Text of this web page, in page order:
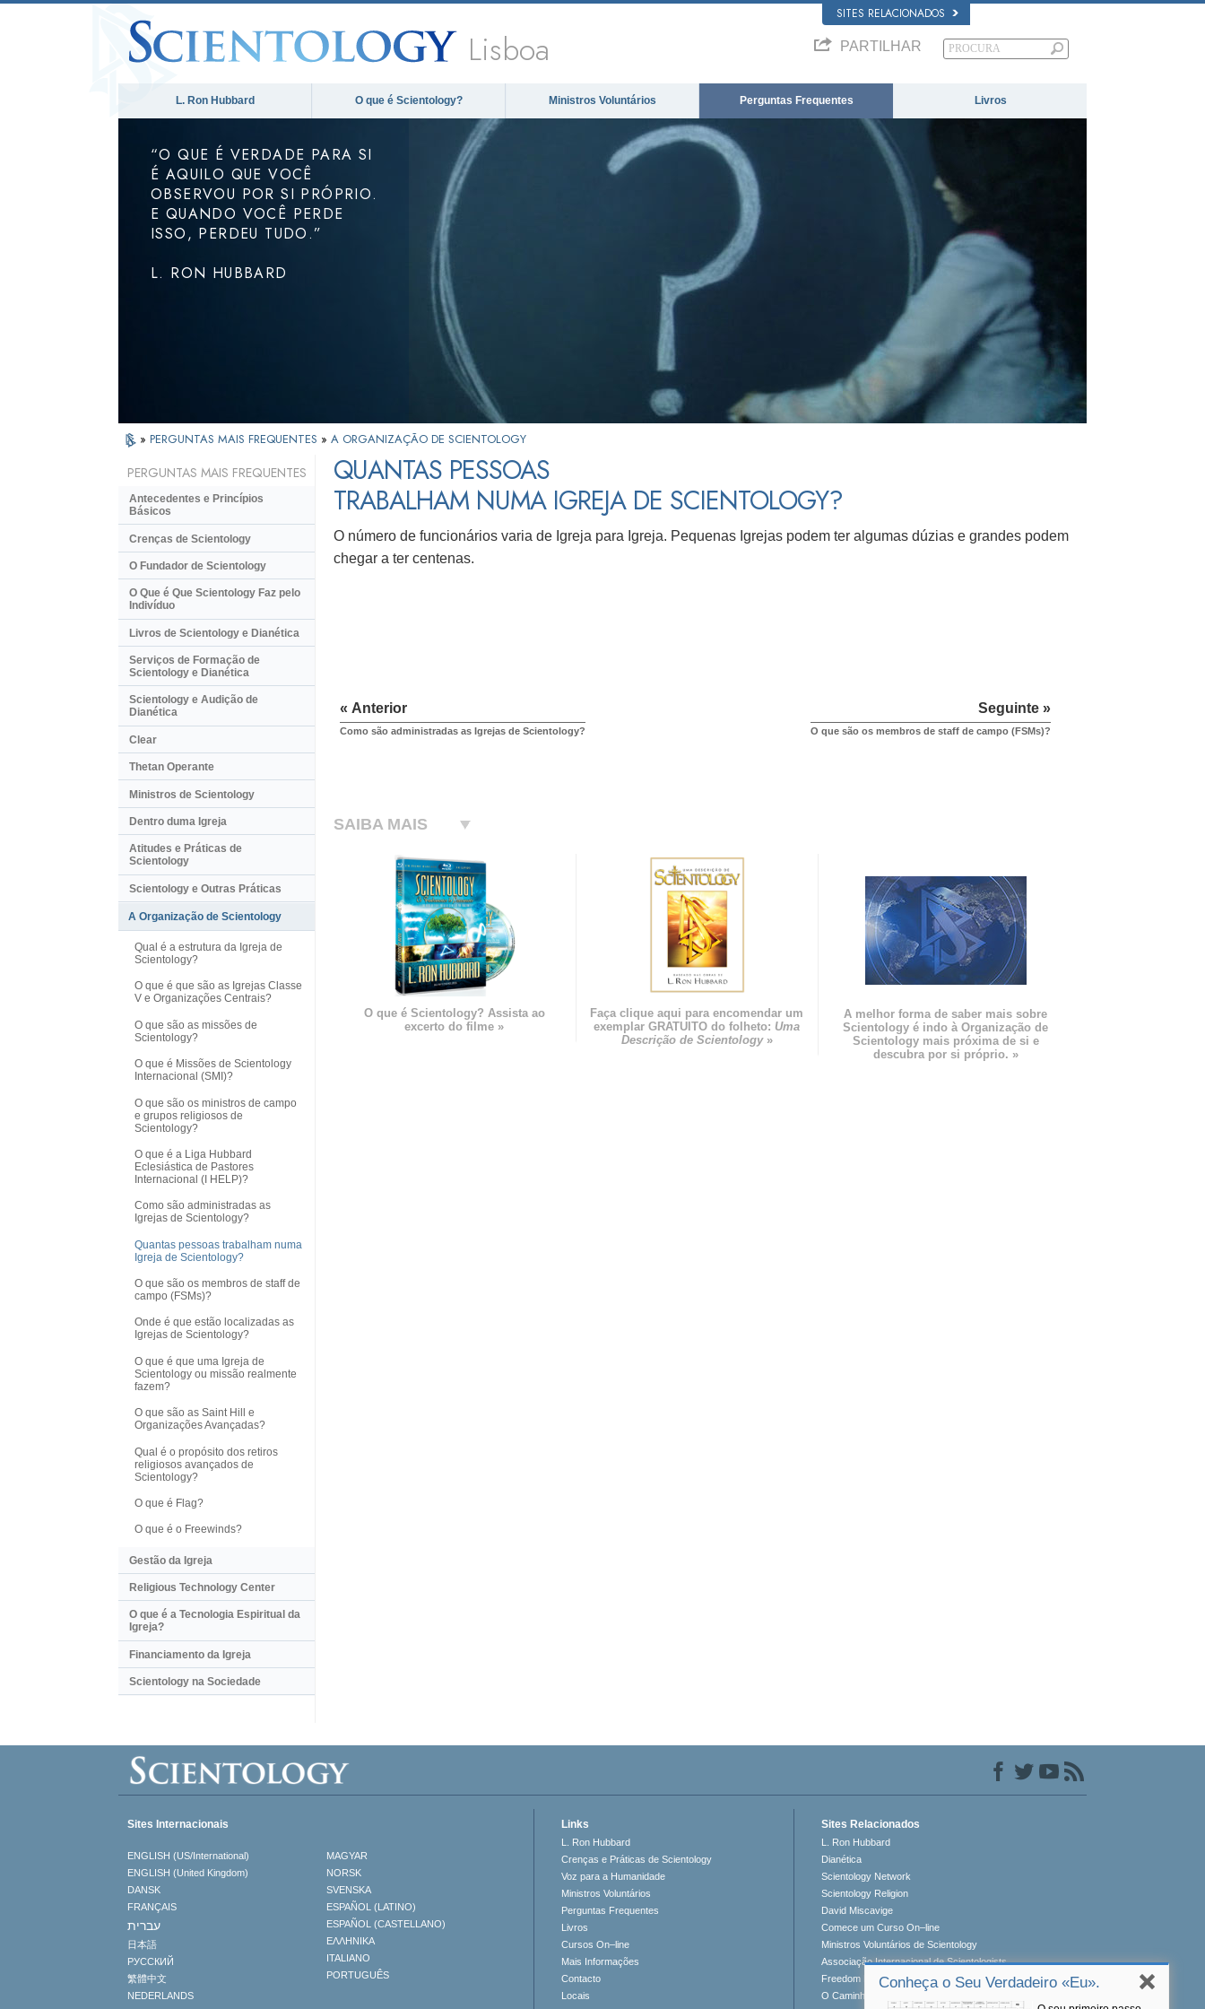
SITES RELACIONADOS
Lisboa PARTILHAR
L. Ron Hubbard O que é Scientology? Ministros Voluntários Perguntas Frequentes Livros
“O QUE É VERDADE PARA SI
É AQUILO QUE VOCÊ
OBSERVOU POR SI PRÓPRIO.
E QUANDO VOCÊ PERDE
ISSO, PERDEU TUDO.”
L. RON HUBBARD
» PERGUNTAS MAIS FREQUENTES » A ORGANIZAÇÃO DE SCIENTOLOGY
QUANTAS PESSOAS
TRABALHAM NUMA IGREJA DE SCIENTOLOGY?
O número de funcionários varia de Igreja para Igreja. Pequenas Igrejas podem ter algumas dúzias e grandes podem
chegar a ter centenas.
« Anterior
Como são administradas as Igrejas de Scientology?
Seguinte »
O que são os membros de staff de campo (FSMs)?
SAIBA MAIS
O que é Scientology? Assista ao
excerto do filme »
Faça clique aqui para encomendar um
exemplar GRATUITO do folheto: Uma
Descrição de Scientology»
A melhor forma de saber mais sobre
Scientology é indo à Organização de
Scientology mais próxima de si e
descubra por si próprio. »
PERGUNTAS MAIS FREQUENTES
Antecedentes e Princípios
Básicos
Crenças de Scientology
O Fundador de Scientology
O Que é Que Scientology Faz pelo
Indivíduo
Livros de Scientology e Dianética
Serviços de Formação de
Scientology e Dianética
Scientology e Audição de
Dianética
Clear
Thetan Operante
Ministros de Scientology
Dentro duma Igreja
Atitudes e Práticas de
Scientology
Scientology e Outras Práticas
A Organização de Scientology
Qual é a estrutura da Igreja de
Scientology?
O que é que são as Igrejas Classe
V e Organizações Centrais?
O que são as missões de
Scientology?
O que é Missões de Scientology
Internacional (SMI)?
O que são os ministros de campo
e grupos religiosos de
Scientology?
O que é a Liga Hubbard
Eclesiástica de Pastores
Internacional (I HELP)?
Como são administradas as
Igrejas de Scientology?
Quantas pessoas trabalham numa
Igreja de Scientology?
O que são os membros de staff de
campo (FSMs)?
Onde é que estão localizadas as
Igrejas de Scientology?
O que é que uma Igreja de
Scientology ou missão realmente
fazem?
O que são as Saint Hill e
Organizações Avançadas?
Qual é o propósito dos retiros
religiosos avançados de
Scientology?
O que é Flag?
O que é o Freewinds?
Gestão da Igreja
Religious Technology Center
O que é a Tecnologia Espiritual da
Igreja?
Financiamento da Igreja
Scientology na Sociedade
Conheça o Seu Verdadeiro «Eu».
Sites Internacionais
ENGLISH (US/International)
ENGLISH (United Kingdom)
DANSK
FRANÇAIS
עברית
日本語
РУССКИЙ
繁體中文
NEDERLANDS
MAGYAR
NORSK
SVENSKA
ESPAÑOL (LATINO)
ESPAÑOL (CASTELLANO)
ΕΛΛΗΝΙΚA
ITALIANO
PORTUGUÊS
Links
L. Ron Hubbard
Crenças e Práticas de Scientology
Voz para a Humanidade
Ministros Voluntários
Perguntas Frequentes
Livros
Cursos On–line
Mais Informações
Contacto
Locais
Sites Relacionados
L. Ron Hubbard
Dianética
Scientology Network
Scientology Religion
David Miscavige
Comece um Curso On–line
Ministros Voluntários de Scientology
Associação Internacional de Scientologists
Freedom Magazine
O Caminho para a Felicidade